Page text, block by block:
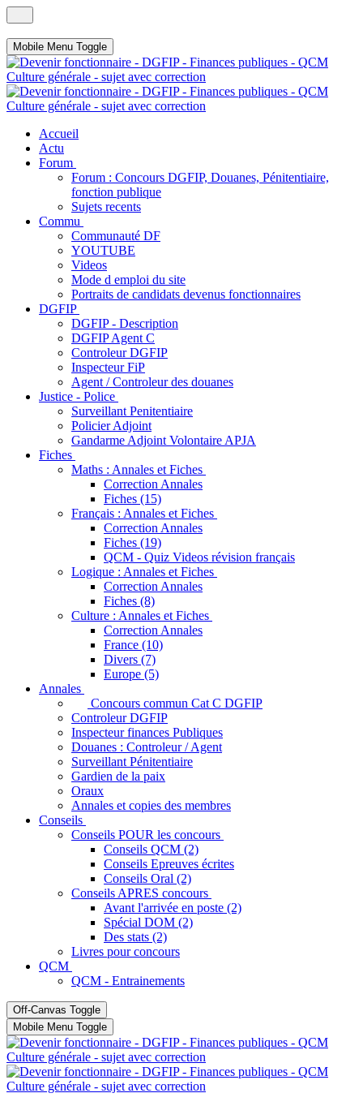
Mobile Menu Toggle
Accueil
Actu
Forum
Forum : Concours DGFIP, Douanes, Pénitentiaire,
fonction publique
Sujets recents
Commu
Communauté DF
YOUTUBE
Videos
Mode d emploi du site
Portraits de candidats devenus fonctionnaires
DGFIP
DGFIP - Description
DGFIP Agent C
Controleur DGFIP
Inspecteur FiP
Agent / Controleur des douanes
Justice - Police
Surveillant Penitentiaire
Policier Adjoint
Gandarme Adjoint Volontaire APJA
Fiches
Maths : Annales et Fiches
Correction Annales
Fiches (15)
Français : Annales et Fiches
Correction Annales
Fiches (19)
QCM - Quiz Videos révision français
Logique : Annales et Fiches
Correction Annales
Fiches (8)
Culture : Annales et Fiches
Correction Annales
France (10)
Divers (7)
Europe (5)
Annales
Concours commun Cat C DGFIP
Controleur DGFIP
Inspecteur finances Publiques
Douanes : Controleur / Agent
Surveillant Pénitentiaire
Gardien de la paix
Oraux
Annales et copies des membres
Conseils
Conseils POUR les concours
Conseils QCM (2)
Conseils Epreuves écrites
Conseils Oral (2)
Conseils APRES concours
Avant l'arrivée en poste (2)
Spécial DOM (2)
Des stats (2)
Livres pour concours
QCM
QCM - Entrainements
Off-Canvas Toggle
Mobile Menu Toggle